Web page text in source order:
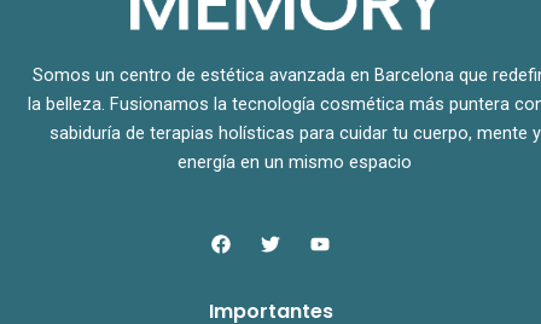
Somos un centro de estética avanzada en Barcelona que
la belleza. Fusionamos la tecnología cosmética más puntera
sabiduría de terapias holísticas para cuidar tu cuerpo, mente y
energía en un mismo espacio
F
a
b
T
w
t
Y
o
u
Importantes